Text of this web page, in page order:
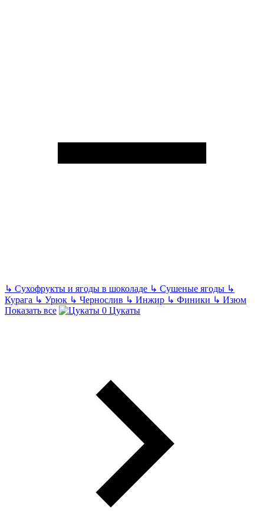
↳ Сухофрукты и ягоды в шоколаде ↳ Сушеные ягоды ↳
Курага ↳ Урюк ↳ Чернослив ↳ Инжир ↳ Финики ↳ Изюм
Показать все
Цукаты